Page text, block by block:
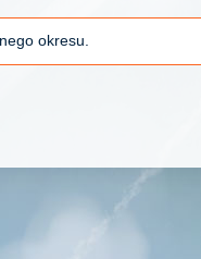
okresu.